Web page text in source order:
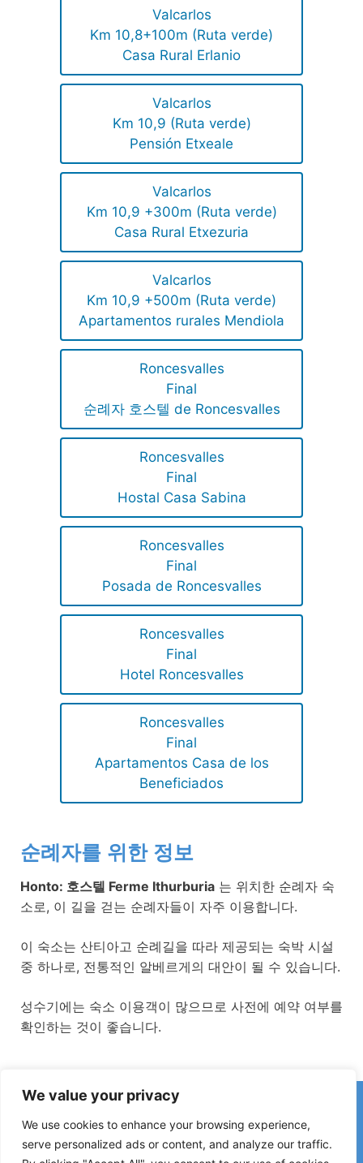
We value your privacy
We use cookies to enhance your browsing experience,
serve personalized ads or content, and analyze our traffic.
Valcarlos
Km 10,8+100m (Ruta verde)
Casa Rural Erlanio
Valcarlos
Km 10,9 (Ruta verde)
Pensión Etxeale
Valcarlos
Km 10,9 +300m (Ruta verde)
Casa Rural Etxezuria
Valcarlos
Km 10,9 +500m (Ruta verde)
Apartamentos rurales Mendiola
Roncesvalles
Final
순례자 호스텔 de Roncesvalles
Roncesvalles
Final
Hostal Casa Sabina
Roncesvalles
Final
Posada de Roncesvalles
Roncesvalles
Final
Hotel Roncesvalles
Roncesvalles
Final
Apartamentos Casa de los
Beneficiados
순례자를 위한 정보
Honto: 호스텔 Ferme Ithurburia 는 위치한 순례자 숙
소로, 이 길을 걷는 순례자들이 자주 이용합니다.
이 숙소는 산티아고 순례길을 따라 제공되는 숙박 시설
중 하나로, 전통적인 알베르게의 대안이 될 수 있습니다.
성수기에는 숙소 이용객이 많으므로 사전에 예약 여부를
확인하는 것이 좋습니다.
카미노에서 잘못된 정보나 최근 변경 사항을 발견하셨나요?
폐쇄된 숙소, 침수 구간, 우회로, 공사 또는 기타 변경 사항에 대한
제보는 가이드를 최신 상태로 유지하는 데 큰 도움이 됩니다.